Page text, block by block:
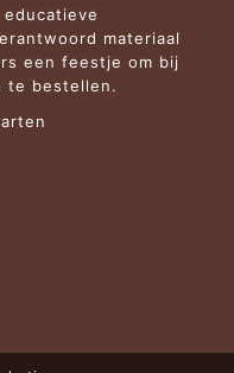
materiaal
een feestje om bij
te bestellen.